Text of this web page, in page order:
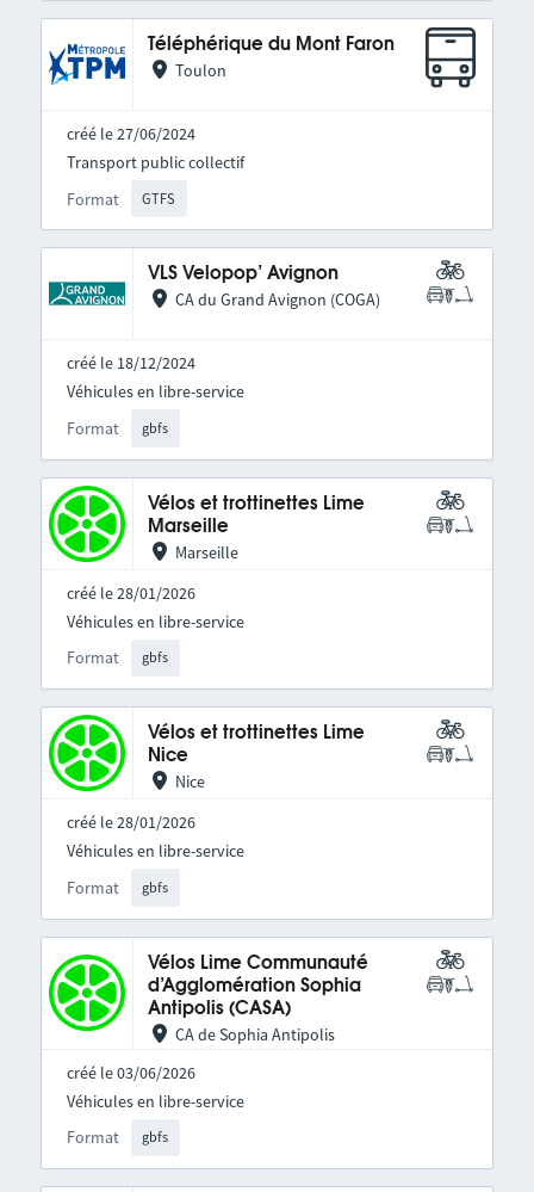
Téléphérique du Mont Faron
Toulon
créé le 27/06/2024
Format GTFS
Transport public collectif
VLS Velopop’ Avignon
CA du Grand Avignon (COGA)
créé le 18/12/2024
Format gbfs
Véhicules en libre-service
Vélos et trottinettes Lime
Marseille
Marseille
créé le 28/01/2026
Format gbfs
Véhicules en libre-service
Vélos et trottinettes Lime
Nice
Nice
créé le 28/01/2026
Format gbfs
Véhicules en libre-service
Vélos Lime Communauté
d’Agglomération Sophia
Antipolis (CASA)
CA de Sophia Antipolis
créé le 03/06/2026
Format gbfs
Véhicules en libre-service